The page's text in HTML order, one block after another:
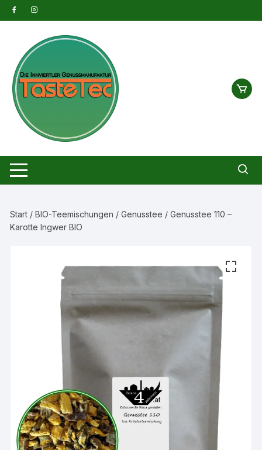
Zum
Inhalt
Start /BIO-Teemischungen /Genusstee / Genusstee 110 –
Karotte Ingwer BIO